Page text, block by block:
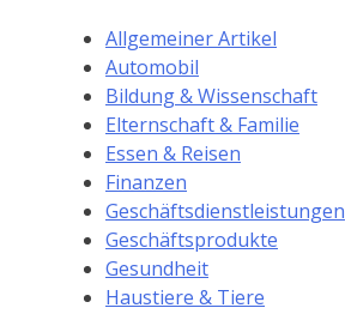
Allgemeiner Artikel
Automobil
Bildung & Wissenschaft
Elternschaft & Familie
Essen & Reisen
Finanzen
Geschäftsdienstleistungen
Geschäftsprodukte
Gesundheit
Haustiere & Tiere